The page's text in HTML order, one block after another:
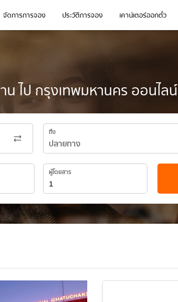
จัดการการจอง ประวัติการจอง เคาน์เตอร์ออกตั๋ว
ไป กรุงเทพมหานคร ออนไลน์
ถึง
ผู้โดยสาร